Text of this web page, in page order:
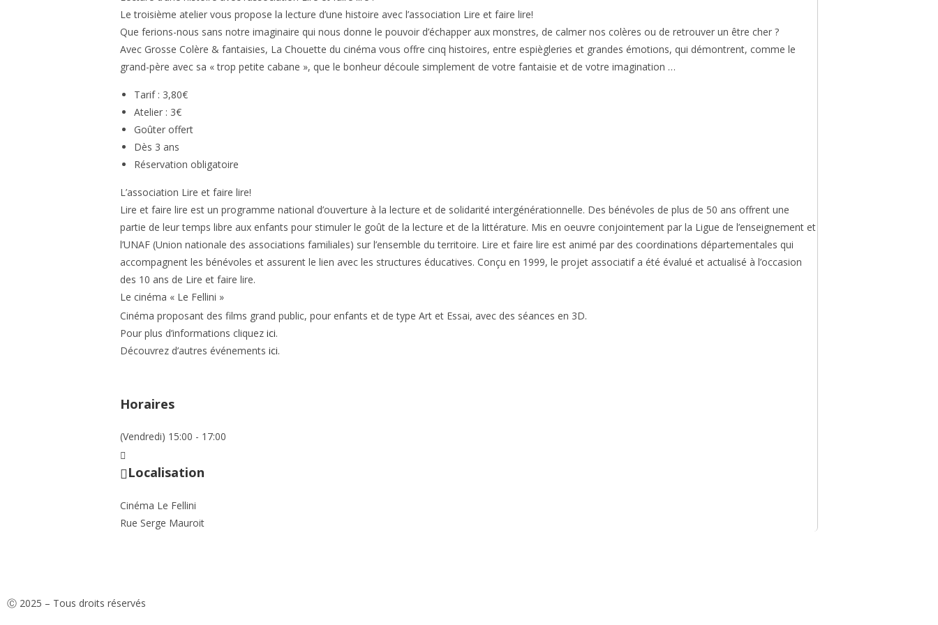
Le troisième atelier vous propose la lecture d’une histoire avec l’association Lire et faire lire!
Que ferions-nous sans notre imaginaire qui nous donne le pouvoir d’échapper aux monstres, de calmer nos colères ou de retrouver un être cher ?
Avec Grosse Colère & fantaisies, La Chouette du cinéma vous offre cinq histoires, entre espiègleries et grandes émotions, qui démontrent, comme le
grand-père avec sa « trop petite cabane », que le bonheur découle simplement de votre fantaisie et de votre imagination …
Tarif : 3,80€
Atelier : 3€
Goûter offert
Dès 3 ans
Réservation obligatoire
L’association Lire et faire lire!
Lire et faire lire est un programme national d’ouverture à la lecture et de solidarité intergénérationnelle. Des bénévoles de plus de 50 ans offrent une
partie de leur temps libre aux enfants pour stimuler le goût de la lecture et de la littérature. Mis en oeuvre conjointement par la Ligue de l’enseignement et
l’UNAF (Union nationale des associations familiales) sur l’ensemble du territoire. Lire et faire lire est animé par des coordinations départementales qui
accompagnent les bénévoles et assurent le lien avec les structures éducatives. Conçu en 1999, le projet associatif a été évalué et actualisé à l’occasion
des 10 ans de Lire et faire lire.
Le cinéma « Le Fellini »
Cinéma proposant des films grand public, pour enfants et de type Art et Essai, avec des séances en 3D.
Pour plus d’informations cliquez ici.
Découvrez d’autres événements ici.
Horaires
(Vendredi) 15:00 - 17:00
Localisation
Cinéma Le Fellini
Rue Serge Mauroit
Ⓒ 2025 – Tous droits réservés